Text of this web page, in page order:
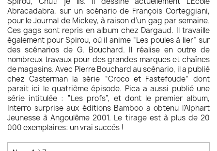
Abracadabra, sur un scénario de François Corteggiani,
pour le Journal de Mickey, à raison d’un gag par semaine.
Ces gags sont repris en album chez Dargaud. Il travaille
également pour Spirou, où il anime “Les poules à lier” sur
des scénarios de G. Bouchard. Il réalise en outre de
nombreux travaux pour des grandes marques et chaînes
de magasins. Avec Pierre Bouchard au scénario, il a publié
chez Casterman la série “Croco et Fastefoude” dont
parait ici le quatrième épisode. Pica a aussi publié une
série intitulée : “Les profs”, et dont le premier album,
Interro surprise aux éditions Bamboo a obtenu l'Alphart
Jeunesse à Angoulême 2001. Le tirage est à plus de 20
000 exemplaires: un vrai succés !